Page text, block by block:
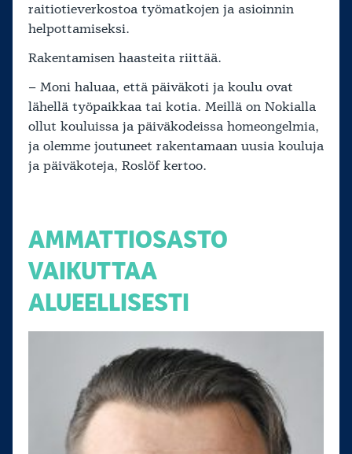
raitiotieverkostoa työmatkojen ja asioinnin
helpottamiseksi.
Rakentamisen haasteita riittää.
– Moni haluaa, että päiväkoti ja koulu ovat
lähellä työpaikkaa tai kotia. Meillä on Nokialla
ollut kouluissa ja päiväkodeissa homeongelmia,
ja olemme joutuneet rakentamaan uusia kouluja
ja päiväkoteja, Roslöf kertoo.
AMMATTIOSASTO
VAIKUTTAA
ALUEELLISESTI